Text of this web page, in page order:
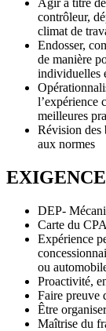
Agir à titre
contrôleur,
climat de
Endosser,
de manière
individuelles
l’expérience
meilleures
Révision des
aux normes
DEP-
Carte du
Expérience
ou
Proactivité,
Faire preuve
Être
Maîtrise du